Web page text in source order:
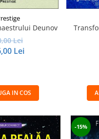
Deunov
Lei
Lei
IN COS
-15%